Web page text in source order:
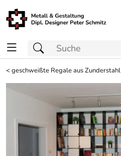
<geschweißte Regale aus Zunderstahl